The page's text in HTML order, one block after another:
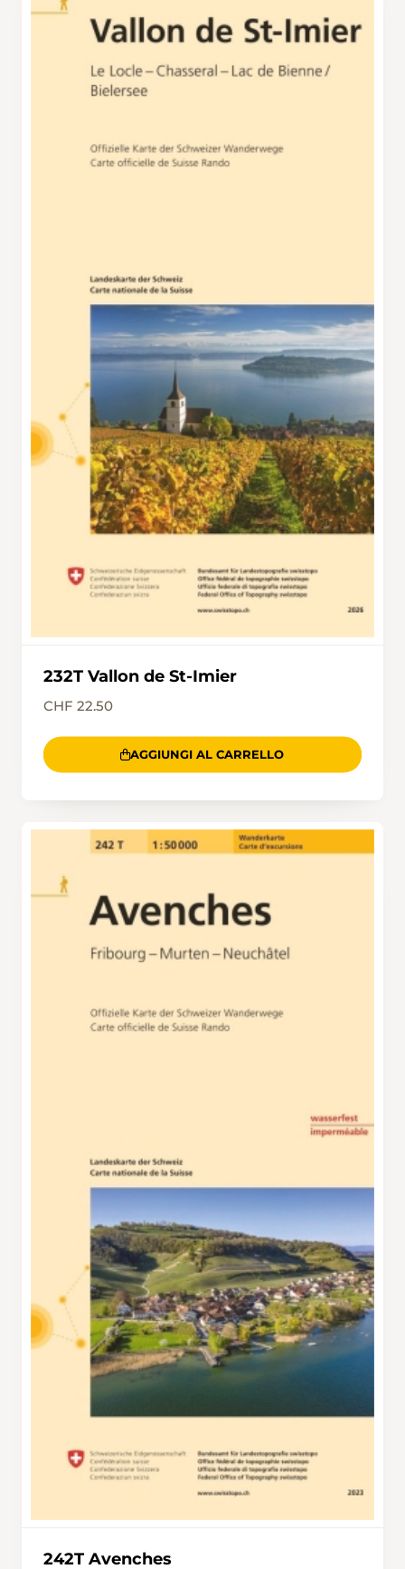
232T Vallon de St-Imier
CHF 22.50
AGGIUNGI AL CARRELLO
242T Avenches